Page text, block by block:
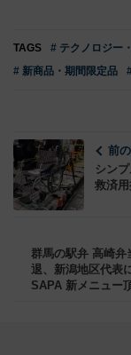
TAGS # テクノロジー
# 新商品・期間限定品
前
シン
救済
群馬の駅弁 高崎弁
退、新潟地区代
SAPA 新メニュー